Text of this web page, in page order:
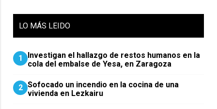
LO MÁS LEIDO
1
Investigan el hallazgo de restos humanos en la
cola del embalse de Yesa, en Zaragoza
2 Sofocado un incendio en la cocina de una
vivienda en Lezkairu